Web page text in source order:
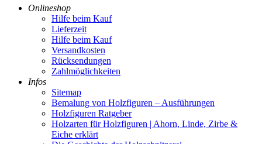
Onlineshop
Hilfe beim Kauf
Lieferzeit
Hilfe beim Kauf
Versandkosten
Rücksendungen
Zahlmöglichkeiten
Infos
Sitemap
Bemalung von Holzfiguren – Ausführungen
Holzfiguren Ratgeber
Holzarten für Holzfiguren | Ahorn, Linde, Zirbe &
Eiche erklärt